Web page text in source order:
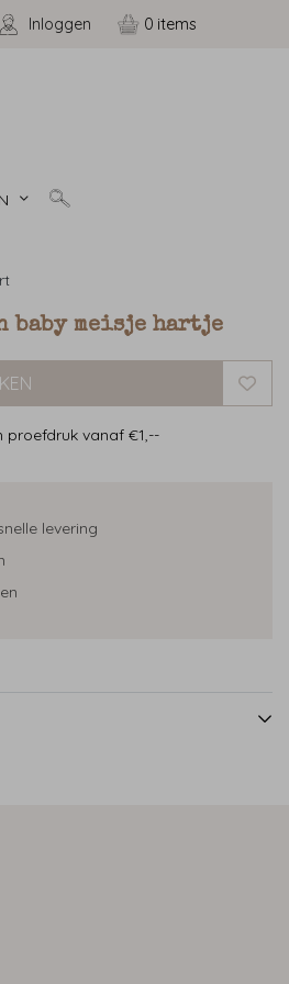
Inloggen 0
baby meisje hartje
proefdruk vanaf €1,--
levering